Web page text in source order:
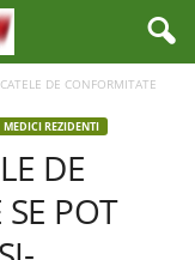
DE CONFORMITATE
MEDICI REZIDENTI
DE
POT